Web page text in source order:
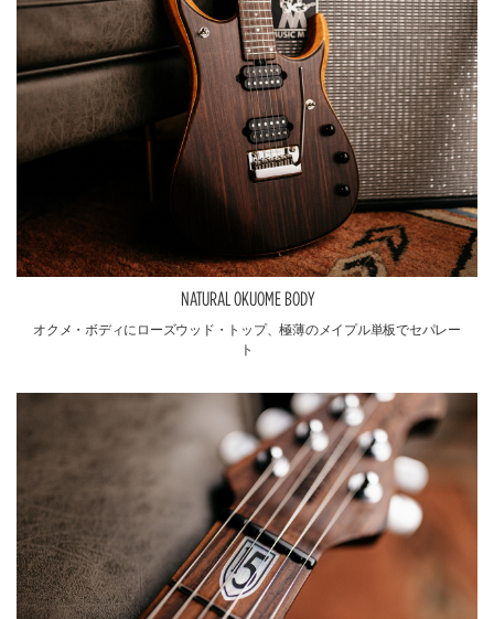
NATURAL OKUOME BODY
オクメ・ボディにローズウッド・トップ、極薄のメイプル単板でセパレー
ト